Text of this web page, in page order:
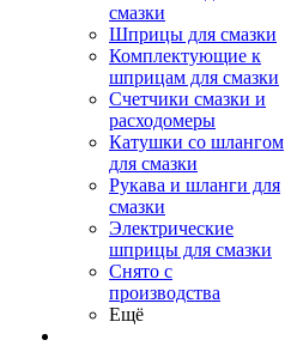
смазки
Шприцы для смазки
Комплектующие к
шприцам для смазки
Счетчики смазки и
расходомеры
Катушки со шлангом
для смазки
Рукава и шланги для
смазки
Электрические
шприцы для смазки
Снято с
производства
Ещё